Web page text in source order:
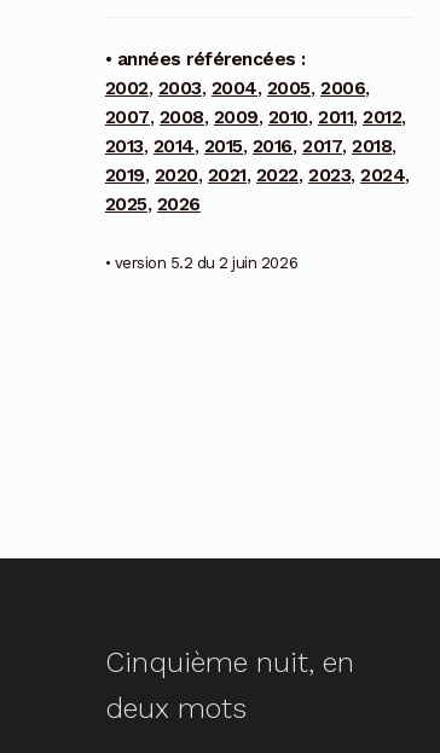
• années référencées :
2002, 2003, 2004, 2005, 2006,
2007, 2008, 2009, 2010, 2011,2012,
2013, 2014, 2015, 2016, 2017,2018,
2019, 2020, 2021, 2022, 2023,2024,
2025, 2026
• version 5.2 du 2 juin 2026
Cinquième nuit, en
deux mots